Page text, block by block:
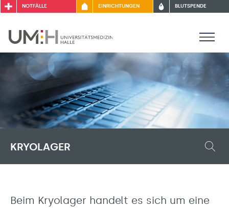
NOTFÄLLE EINRICHTUNGEN BLUTSPENDE
KRYOLAGER
Beim Kryolager handelt es sich um eine